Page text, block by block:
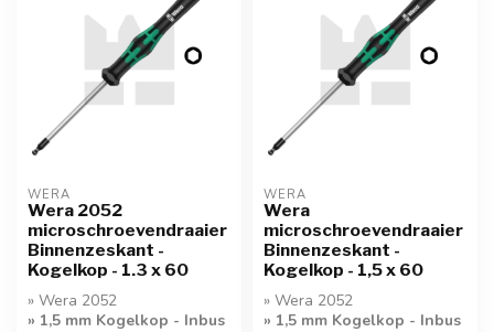
WERA
Wera 2052
microschroevendraaier
Binnenzeskant -
Kogelkop - 1.3 x 60
» Wera 2052
» 1,5 mm Kogelkop - Inbus
WERA
Wera
microschroevendraaier
Binnenzeskant -
Kogelkop - 1,5 x 60
» Wera 2052
» 1,5 mm Kogelkop - Inbus